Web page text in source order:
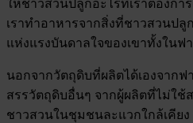
ให้ชาวสวนปลูกอะไรที่เราต้องกา
เราทำอาหารจากสิ่งที่ชาวสวนปลู
แห่งแรงบันดาลใจของเขาทั้งในฟ
นอกจากวัตถุดิบที่ผลิตได้เองจาก
สรรวัตถุดิบอื่นๆ จากผู้ผลิตที่ไม่ใช้
ชาวสวนในชุมชนละแวกใกล้เคียง